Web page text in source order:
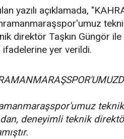
yazılı açıklamada,
direktör Taşkın Güngör ile
ifadelerine yer verildi.
deneyimli teknik